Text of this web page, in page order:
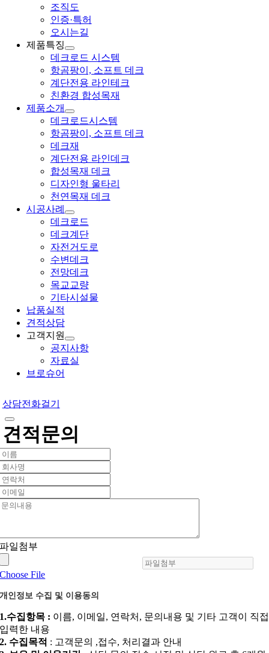
조직도
인증·특허
오시는길
제품특징
데크로드 시스템
항곰팡이, 소프트 데크
계단전용 라인테크
친환경 합성목재
제품소개
데크로드시스템
항곰팡이, 소프트 데크
데크재
계단전용 라인데크
합성목재 데크
디자인형 울타리
천연목재 데크
시공사례
데크로드
데크계단
자전거도로
수변데크
전망데크
목교교량
기타시설물
납품실적
견적상담
고객지원
공지사항
자료실
브로슈어
상담전화걸기
견적문의
파일첨부
Choose File
개인정보 수집 및 이용동의
1.수집항목 : 이름, 이메일, 연락처, 문의내용 및 기타 고객이 직접
입력한 내용
2. 수집목적 : 고객문의 ,접수, 처리결과 안내